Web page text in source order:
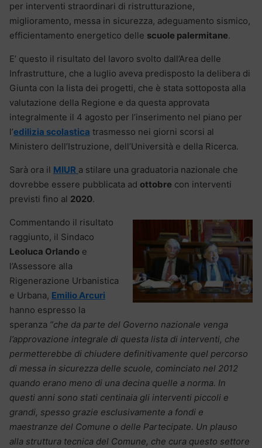
per interventi straordinari di ristrutturazione,
miglioramento, messa in sicurezza, adeguamento sismico,
efficientamento energetico delle scuole palermitane.
E’ questo il risultato del lavoro svolto dall’Area delle
Infrastrutture, che a luglio aveva predisposto la delibera di
Giunta con la lista dei progetti, che è stata sottoposta alla
valutazione della Regione e da questa approvata
integralmente il 4 agosto per l’inserimento nel piano per
l’edilizia scolastica trasmesso nei giorni scorsi al
Ministero dell’Istruzione, dell’Università e della Ricerca.
Sarà ora il MIUR a stilare una graduatoria nazionale che
dovrebbe essere pubblicata ad ottobre con interventi
previsti fino al 2020.
Commentando il risultato
raggiunto, il Sindaco
Leoluca Orlando e
l’Assessore alla
Rigenerazione Urbanistica
e Urbana, Emilio Arcuri
hanno espresso la
speranza “che da parte del Governo nazionale venga
l’approvazione integrale di questa lista di interventi, che
permetterebbe di chiudere definitivamente quel percorso
di messa in sicurezza delle scuole, cominciato nel 2012
quando erano meno di una decina quelle a norma. In
questi anni sono stati centinaia gli interventi piccoli e
grandi, spesso grazie esclusivamente a fondi e
maestranze del Comune o delle Partecipate. Un plauso
alla struttura tecnica del Comune, che cura questo settore